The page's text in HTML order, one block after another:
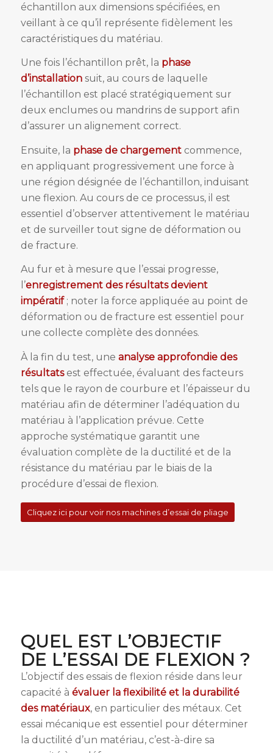
échantillon aux dimensions spécifiées, en
veillant à ce qu’il représente fidèlement les
caractéristiques du matériau.
Une fois l’échantillon prêt, la phase
d’installationsuit, au cours de laquelle
l’échantillon est placé stratégiquement sur
deux enclumes ou mandrins de support afin
d’assurer un alignement correct.
Ensuite, la phase de chargementcommence,
en appliquant progressivement une force à
une région désignée de l’échantillon, induisant
une flexion. Au cours de ce processus, il est
essentiel d’observer attentivement le matériau
et de surveiller tout signe de déformation ou
de fracture.
Au fur et à mesure que l’essai progresse,
l’enregistrement des résultats devient
impératif; noter la force appliquée au point de
déformation ou de fracture est essentiel pour
une collecte complète des données.
À la fin du test, une analyse approfondie des
résultatsest effectuée, évaluant des facteurs
tels que le rayon de courbure et l’épaisseur du
matériau afin de déterminer l’adéquation du
matériau à l’application prévue. Cette
approche systématique garantit une
évaluation complète de la ductilité et de la
résistance du matériau par le biais de la
procédure d’essai de flexion.
Cliquez ici pour voir nos machines d’essai de pliage
QUEL EST L’OBJECTIF
DE L’ESSAI DE FLEXION ?
L’objectif des essais de flexion réside dans leur
capacité à évaluer la flexibilité et la durabilité
des matériaux, en particulier des métaux. Cet
essai mécanique est essentiel pour déterminer
la ductilité d’un matériau, c’est-à-dire sa